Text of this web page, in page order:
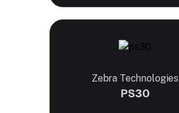
Zebra Technologies
PS30